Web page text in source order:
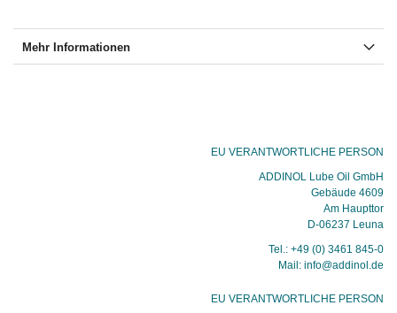
Mehr Informationen
EU VERANTWORTLICHE PERSON
ADDINOL Lube Oil GmbH
Gebäude 4609
Am Haupttor
D-06237 Leuna
Tel.: +49 (0) 3461 845-0
Mail: info@addinol.de
EU VERANTWORTLICHE PERSON